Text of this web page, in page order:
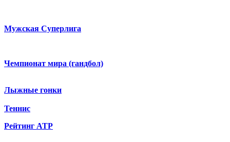
Мужская Суперлига
Чемпионат мира (гандбол)
Лыжные гонки
Теннис
Рейтинг ATP